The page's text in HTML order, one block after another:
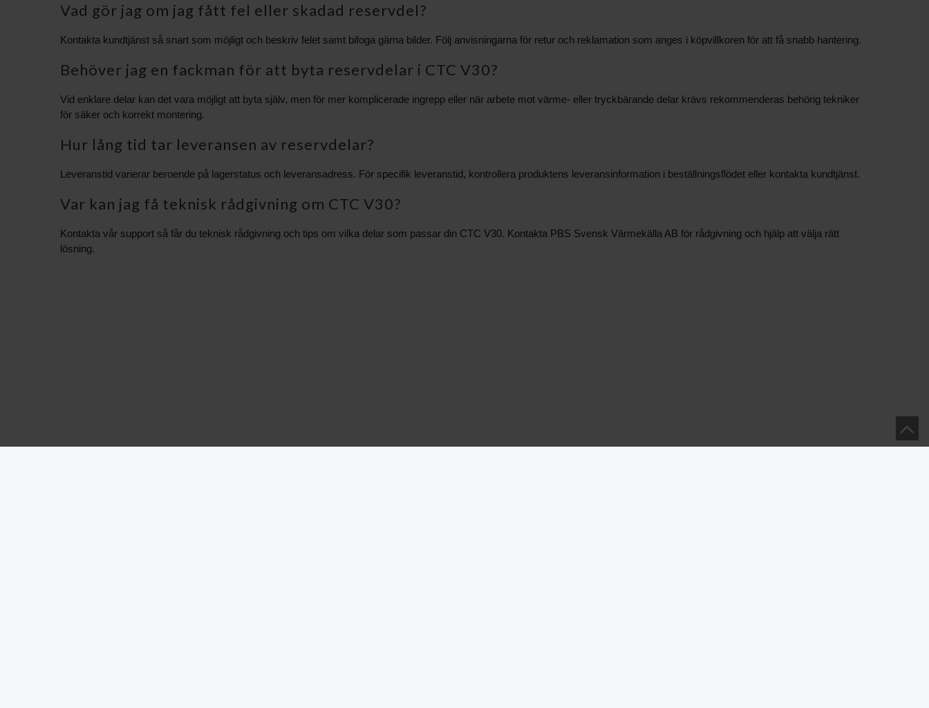
Vad gör jag om jag fått fel eller skadad reservdel?
Kontakta kundtjänst så snart som möjligt och beskriv felet samt bifoga gärna bilder. Följ anvisningarna för retur och reklamation som anges i köpvillkoren för att få snabb hantering.
Behöver jag en fackman för att byta reservdelar i CTC V30?
Vid enklare delar kan det vara möjligt att byta själv, men för mer komplicerade ingrepp eller när arbete mot värme- eller tryckbärande delar krävs rekommenderas behörig tekniker
för säker och korrekt montering.
Hur lång tid tar leveransen av reservdelar?
Leveranstid varierar beroende på lagerstatus och leveransadress. För specifik leveranstid, kontrollera produktens leveransinformation i beställningsflödet eller kontakta kundtjänst.
Var kan jag få teknisk rådgivning om CTC V30?
Kontakta vår support så får du teknisk rådgivning och tips om vilka delar som passar din CTC V30. Kontakta PBS Svensk Värmekälla AB för rådgivning och hjälp att välja rätt
lösning.